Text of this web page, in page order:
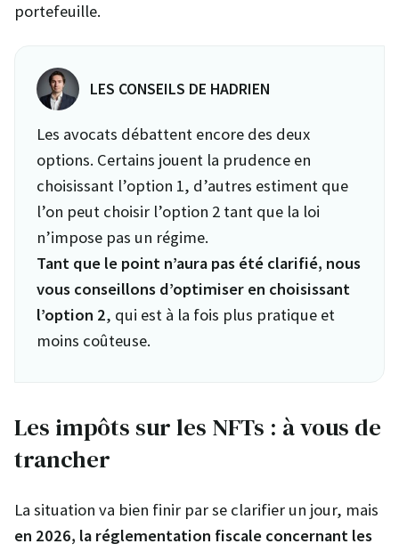
portefeuille.
LES CONSEILS DE HADRIEN
Les avocats débattent encore des deux
options. Certains jouent la prudence en
choisissant l’option 1, d’autres estiment que
l’on peut choisir l’option 2 tant que la loi
n’impose pas un régime.
Tant que le point n’aura pas été clarifié, nous
vous conseillons d’optimiser en choisissant
l’option 2, qui est à la fois plus pratique et
moins coûteuse.
Les impôts sur les NFTs : à vous de
trancher
La situation va bien finir par se clarifier un jour, mais
en 2026, la réglementation fiscale concernant les